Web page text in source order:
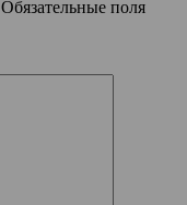
Обязательные поля